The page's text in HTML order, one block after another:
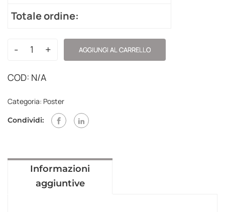
Totale ordine:
- + AGGIUNGI AL CARRELLO
COD: N/A
Categoria: Poster
Condividi:
Informazioni
aggiuntive